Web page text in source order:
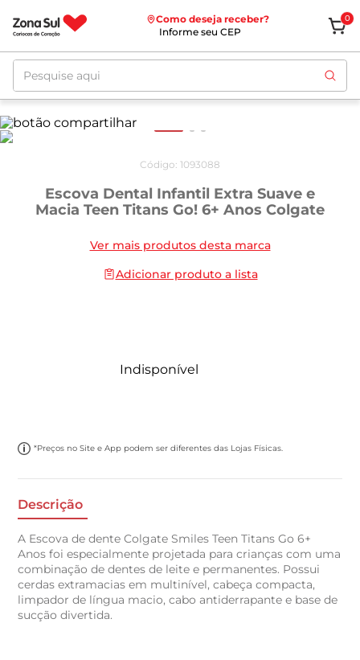
Como deseja receber?
Informe seu CEP
0
Pesquise aqui
Código: 1093088
Escova Dental Infantil Extra Suave e
Macia Teen Titans Go! 6+ Anos Colgate
Ver mais produtos desta marca
Adicionar produto a lista
Indisponível
*Preços no Site e App podem ser diferentes das Lojas Físicas.
Descrição
A Escova de dente Colgate Smiles Teen Titans Go 6+
Anos foi especialmente projetada para crianças com uma
combinação de dentes de leite e permanentes. Possui
cerdas extramacias em multinível, cabeça compacta,
limpador de língua macio, cabo antiderrapante e base de
sucção divertida.